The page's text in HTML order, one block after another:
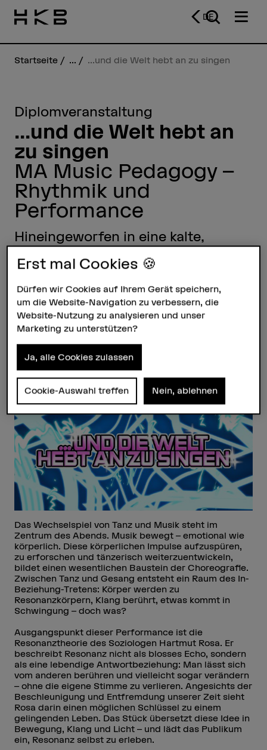
DE
Startseite ... ...und die Welt hebt an zu singen
Diplomveranstaltung
...und die Welt hebt an
zu singen
MA Music Pedagogy –
Rhythmik und
Performance
Hineingeworfen in eine kalte,
stumme Welt, sind die drei
Performerinnen auf der Suche nach
Resonanz, nach der «singenden
Welt». Masterprojekt von Miriam
Gluth.
13.06.2026, 19.00–20.00 Uhr –
HKB, Burg Biel, Jakob-Rosius-
Strasse 16, 2502 Biel
Das Wechselspiel von Tanz und Musik steht im
Zentrum des Abends. Musik bewegt – emotional wie
körperlich. Diese körperlichen Impulse aufzuspüren,
zu erforschen und tänzerisch weiterzuentwickeln,
bildet einen wesentlichen Baustein der Choreografie.
Zwischen Tanz und Gesang entsteht ein Raum des In-
Beziehung-Tretens: Körper werden zu
Resonanzkörpern, Klang berührt, etwas kommt in
Schwingung – doch was?
Ausgangspunkt dieser Performance ist die
Resonanztheorie des Soziologen Hartmut Rosa. Er
beschreibt Resonanz nicht als blosses Echo, sondern
als eine lebendige Antwortbeziehung: Man lässt sich
vom anderen berühren und vielleicht sogar verändern
– ohne die eigene Stimme zu verlieren. Angesichts der
Beschleunigung und Entfremdung unserer Zeit sieht
Rosa darin einen möglichen Schlüssel zu einem
gelingenden Leben. Das Stück übersetzt diese Idee in
Bewegung, Klang und Licht – und lädt das Publikum
ein, Resonanz selbst zu erleben.
Erst mal Cookies 🍪
Dürfen wir Cookies auf Ihrem Gerät speichern,
um die Website-Navigation zu verbessern, die
Website-Nutzung zu analysieren und unser
Marketing zu unterstützen?
Ja, alle Cookies zulassen
Cookie-Auswahl treffen Nein, ablehnen